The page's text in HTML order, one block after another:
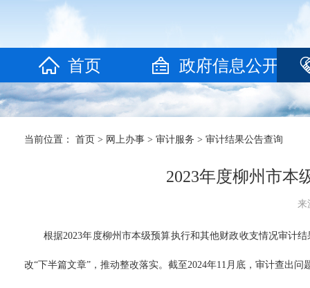
首页 政府信息公开
当前位置： 首页 > 网上办事 > 审计服务 > 审计结果公告查询
2023年度柳州市本
来
根据2023年度柳州市本级预算执行和其他财政收支情况审计
改“下半篇文章”，推动整改落实。截至2024年11月底，审计查出问